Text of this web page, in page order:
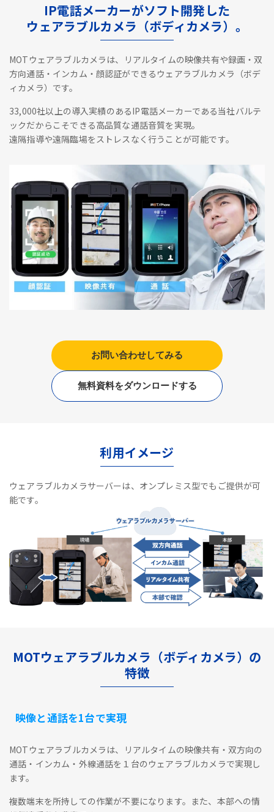
IP電話メーカーがソフト開発した
ウェアラブルカメラ（ボディカメラ）。
MOTウェアラブルカメラは、リアルタイムの映像共有や録画・双
方向通話・インカム・顔認証ができるウェアラブルカメラ（ボデ
ィカメラ）です。
33,000社以上の導入実績のあるIP電話メーカーである当社バルテ
ックだからこそできる高品質な通話音質を実現。
遠隔指導や遠隔臨場をストレスなく行うことが可能です。
お問い合わせしてみる
無料資料をダウンロードする
利用イメージ
ウェアラブルカメラサーバーは、オンプレミス型でもご提供が可
能です。
MOTウェアラブルカメラ（ボディカメラ）の
特徴
映像と通話を1台で実現
MOTウェアラブルカメラは、リアルタイムの映像共有・双方向の
通話・インカム・外線通話を１台のウェアラブルカメラで実現し
ます。
複数端末を所持しての作業が不要になります。また、本部への情